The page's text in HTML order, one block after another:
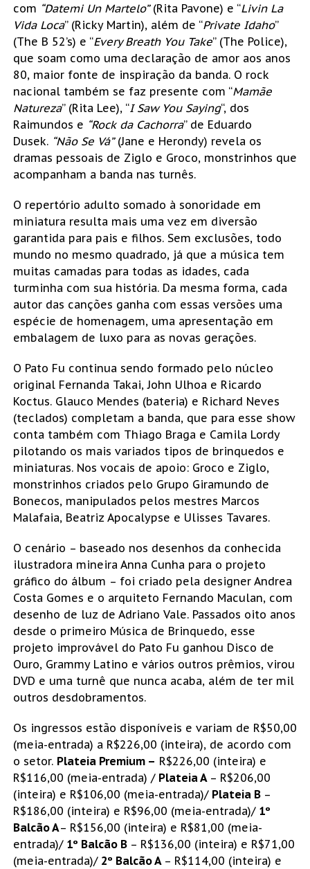
com “Datemi Un Martelo”(Rita Pavone) e “Livin La
Vida Loca” (Ricky Martin), além de “Private Idaho”
(The B 52’s) e “Every Breath You Take” (The Police),
que soam como uma declaração de amor aos anos
80, maior fonte de inspiração da banda. O rock
nacional também se faz presente com “Mamãe
Natureza” (Rita Lee), “I Saw You Saying“, dos
Raimundos e “Rock da Cachorra” de Eduardo
Dusek. “Não Se Vá”(Jane e Herondy) revela os
dramas pessoais de Ziglo e Groco, monstrinhos que
acompanham a banda nas turnês.
O repertório adulto somado à sonoridade em
miniatura resulta mais uma vez em diversão
garantida para pais e filhos. Sem exclusões, todo
mundo no mesmo quadrado, já que a música tem
muitas camadas para todas as idades, cada
turminha com sua história. Da mesma forma, cada
autor das canções ganha com essas versões uma
espécie de homenagem, uma apresentação em
embalagem de luxo para as novas gerações.
O Pato Fu continua sendo formado pelo núcleo
original Fernanda Takai, John Ulhoa e Ricardo
Koctus. Glauco Mendes (bateria) e Richard Neves
(teclados) completam a banda, que para esse show
conta também com Thiago Braga e Camila Lordy
pilotando os mais variados tipos de brinquedos e
miniaturas. Nos vocais de apoio: Groco e Ziglo,
monstrinhos criados pelo Grupo Giramundo de
Bonecos, manipulados pelos mestres Marcos
Malafaia, Beatriz Apocalypse e Ulisses Tavares.
O cenário – baseado nos desenhos da conhecida
ilustradora mineira Anna Cunha para o projeto
gráfico do álbum – foi criado pela designer Andrea
Costa Gomes e o arquiteto Fernando Maculan, com
desenho de luz de Adriano Vale. Passados oito anos
desde o primeiro Música de Brinquedo, esse
projeto improvável do Pato Fu ganhou Disco de
Ouro, Grammy Latino e vários outros prêmios, virou
DVD e uma turnê que nunca acaba, além de ter mil
outros desdobramentos.
Os ingressos estão disponíveis e variam de R$50,00
(meia-entrada) a R$226,00 (inteira), de acordo com
o setor. Plateia Premium – R$226,00 (inteira) e
R$116,00 (meia-entrada) / Plateia A – R$206,00
(inteira) e R$106,00 (meia-entrada)/ Plateia B –
R$186,00 (inteira) e R$96,00 (meia-entrada)/ 1º
Balcão A– R$156,00 (inteira) e R$81,00 (meia-
entrada)/ 1º Balcão B – R$136,00 (inteira) e R$71,00
(meia-entrada)/ 2º Balcão A – R$114,00 (inteira) e